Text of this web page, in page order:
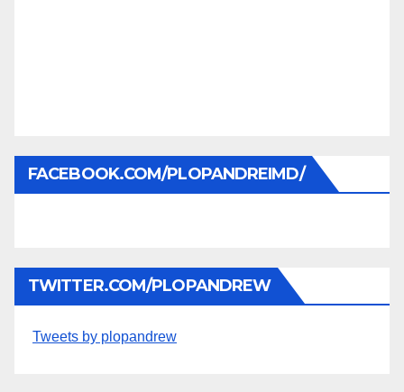
FACEBOOK.COM/PLOPANDREIMD/
TWITTER.COM/PLOPANDREW
Tweets by plopandrew